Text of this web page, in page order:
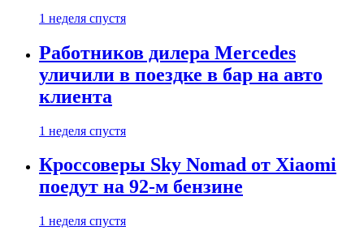
1 неделя спустя
Работников дилера Mercedes
уличили в поездке в бар на авто
клиента
1 неделя спустя
Кроссоверы Sky Nomad от Xiaomi
поедут на 92-м бензине
1 неделя спустя